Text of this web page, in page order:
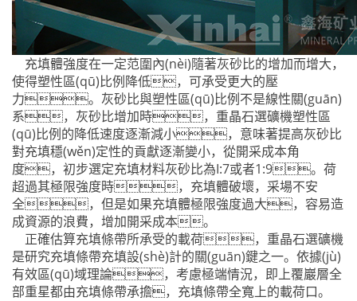
充填體強度在一定范圍內(nèi)隨著灰砂比的增加而增大，
使得塑性區(qū)比例降低，可承受更大的壓
力。灰砂比與塑性區(qū)比例不是線性關(guān)
系，灰砂比增加時，重晶石選礦機塑性區
(qū)比例的降低速度逐漸減小，意味著提高灰砂比
對充填穩(wěn)定性的貢獻逐漸變小，從開采成本角
度，初步選定充填材料灰砂比為I:7或者1:9。荷
超過其極限強度時，充填體破壞，采場不安
全，但是如果充填體極限強度過大，容易造
成資源的浪費，增加開采成本。
正確估算充填條帶所承受的載荷，重晶石選礦機
是研究充填條帶充填設(shè)計的關(guān)鍵之一。依據(jù)
有效區(qū)域理論，考慮極端情況，即上覆巖層全
部重星都由充填條帶承擔，充填條帶全寬上的載荷口。